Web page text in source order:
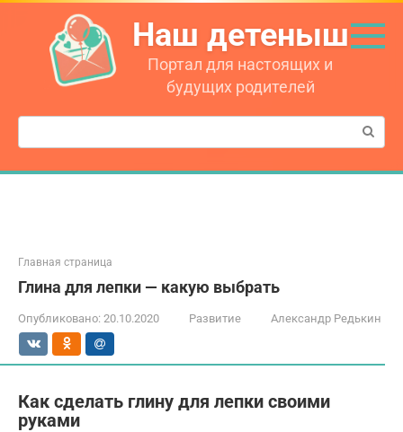
Перейти
контенту
Наш детеныш
Портал для настоящих и
будущих родителей
Поиск:
Главная страница
Глина для лепки — какую выбрать
Опубликовано: 20.10.2020 Развитие Александр Редькин
Как сделать глину для лепки своими
руками